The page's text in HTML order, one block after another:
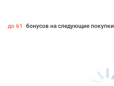
до 61 бонусов на следующие покупки